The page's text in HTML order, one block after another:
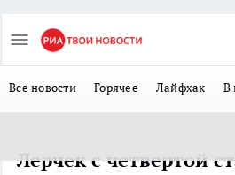
Все новости Горячее Лайфхак В
Лерчек с четвертой